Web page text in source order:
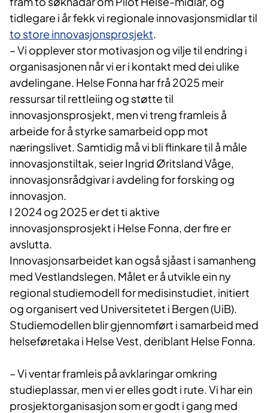
tidlegare i år fekk vi regionale innovasjonsmidlar til
to store innovasjonsprosjekt
– Vi opplever stor motivasjon og vilje til endring i
organisasjonen når vi er i kontakt med dei ulike
avdelingane. Helse Fonna har frå 2025 meir
ressursar til rettleiing og støtte til
innovasjonsprosjekt, men vi treng framleis å
arbeide for å styrke samarbeid opp mot
næringslivet. Samtidig må vi bli flinkare til å måle
innovasjonstiltak, seier Ingrid Øritsland Våge,
innovasjonsrådgivar i avdeling for forsking og
innovasjon.
I 2024 og 2025 er det ti aktive
innovasjonsprosjekt i Helse Fonna, der fire er
avslutta.
Innovasjonsarbeidet kan også sjåast i samanheng
med Vestlandslegen. Målet er å utvikle ein ny
regional studiemodell for medisinstudiet, initiert
og organisert ved Universitetet i Bergen (UiB).
Studiemodellen blir gjennomført i samarbeid med
helseføretaka i Helse Vest, deriblant Helse Fonna.
– Vi ventar framleis på avklaringar omkring
studieplassar, men vi er elles godt i rute. Vi har ein
prosjektorganisasjon som er godt i gang med